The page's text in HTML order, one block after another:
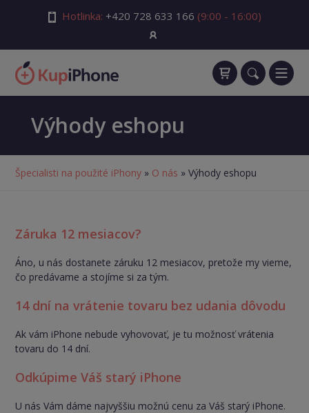
Hotlinka: +420 728 633 166 (9:00 - 16:00)
Výhody eshopu
Špecialisti na použité iPhony » O nás » Výhody eshopu
Záruka 12 mesiacov?
Áno, u nás dostanete záruku 12 mesiacov, pretože my vieme,
čo predávame a stojíme si za tým.
14 dní na vrátenie tovaru bez udania dôvodu
Ak vám iPhone nebude vyhovovať, je tu možnosť vrátenia
tovaru do 14 dní.
Odkúpime Váš starý iPhone
U nás Vám dáme najvyššiu možnú cenu za Váš starý iPhone.